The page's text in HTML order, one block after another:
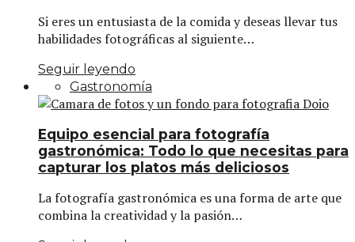
Si eres un entusiasta de la comida y deseas llevar tus
habilidades fotográficas al siguiente…
Seguir leyendo
Gastronomía
Equipo esencial para fotografía
gastronómica: Todo lo que necesitas para
capturar los platos más deliciosos
La fotografía gastronómica es una forma de arte que
combina la creatividad y la pasión…